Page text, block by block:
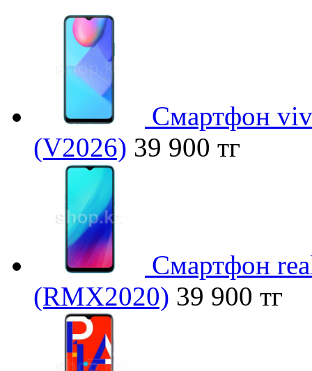
Смартфон
(V2026) 39 900 тг
Смартфон
(RMX2020) 39 900 тг